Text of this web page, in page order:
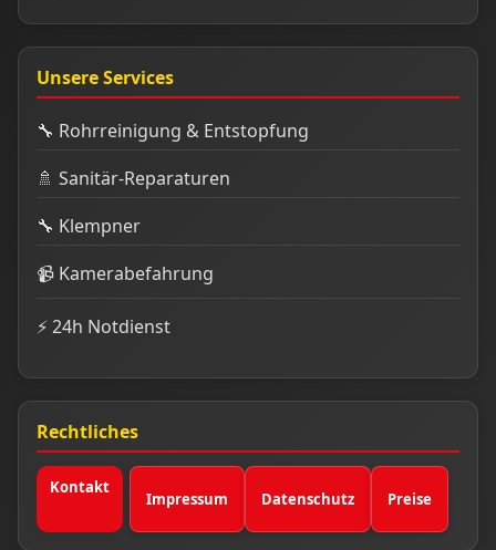
Unsere Services
🔧 Rohrreinigung & Entstopfung
🚿 Sanitär-Reparaturen
🔧 Klempner
📹 Kamerabefahrung
⚡ 24h Notdienst
Rechtliches
Kontakt
Impressum Datenschutz Preise